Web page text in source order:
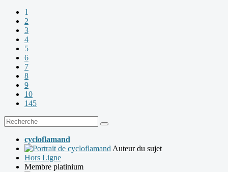
1
2
3
4
5
6
7
8
9
10
145
cycloflamand
Auteur du sujet
Hors Ligne
Membre platinium